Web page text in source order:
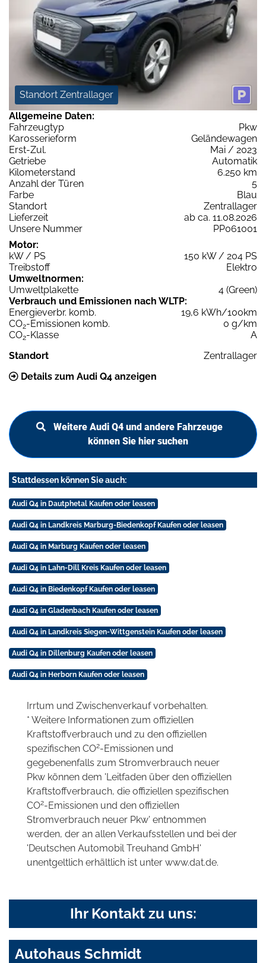
Standort Zentrallager
Allgemeine Daten:
Fahrzeugtyp
Pkw
Karosserieform
Geländewagen
Erst-Zul.
Mai / 2023
Getriebe
Automatik
Kilometerstand
6.250 km
Anzahl der Türen
5
Farbe
Blau
Standort
Zentrallager
Lieferzeit
ab ca. 11.08.2026
Unsere Nummer
PP061001
Motor:
kW / PS
150 kW / 204 PS
Treibstoff
Elektro
Umweltnormen:
Umweltplakette
4 (Green)
Verbrauch und Emissionen nach WLTP:
Energieverbr. komb.
19,6 kWh/100km
CO2-Emissionen komb.
0 g/km
CO2-Klasse
A
Standort
Zentrallager
Details zum Audi Q4 anzeigen
Weitere Audi Q4 und andere Fahrzeuge
können Sie hier suchen
Stattdessen können Sie auch:
Audi Q4 in Dautphetal Kaufen oder leasen
Audi Q4 in Landkreis Marburg-Biedenkopf Kaufen oder leasen
Audi Q4 in Marburg Kaufen oder leasen
Audi Q4 in Lahn-Dill Kreis Kaufen oder leasen
Audi Q4 in Biedenkopf Kaufen oder leasen
Audi Q4 in Gladenbach Kaufen oder leasen
Audi Q4 in Landkreis Siegen-Wittgenstein Kaufen oder leasen
Audi Q4 in Dillenburg Kaufen oder leasen
Audi Q4 in Herborn Kaufen oder leasen
Irrtum und Zwischenverkauf vorbehalten.
* Weitere Informationen zum offiziellen
Kraftstoffverbrauch und zu den offiziellen
spezifischen CO2-Emissionen und
gegebenenfalls zum Stromverbrauch neuer
Pkw können dem 'Leitfaden über den offiziellen
Kraftstoffverbrauch, die offiziellen spezifischen
CO2-Emissionen und den offiziellen
Stromverbrauch neuer Pkw' entnommen
werden, der an allen Verkaufsstellen und bei der
'Deutschen Automobil Treuhand GmbH'
unentgeltlich erhältlich ist unter www.dat.de.
Ihr Kontakt zu uns:
Autohaus Schmidt